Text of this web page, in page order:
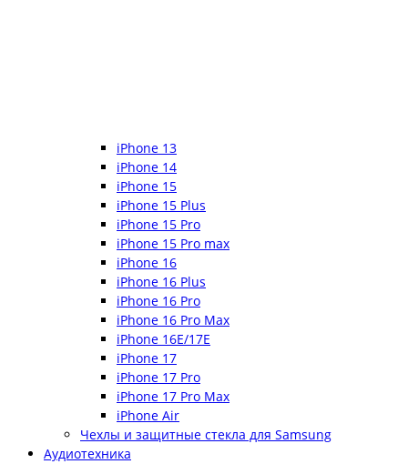
iPhone 13
iPhone 14
iPhone 15
iPhone 15 Plus
iPhone 15 Pro
iPhone 15 Pro max
iPhone 16
iPhone 16 Plus
iPhone 16 Pro
iPhone 16 Pro Max
iPhone 16E/17E
iPhone 17
iPhone 17 Pro
iPhone 17 Pro Max
iPhone Air
Чехлы и защитные стекла для Samsung
Аудиотехника